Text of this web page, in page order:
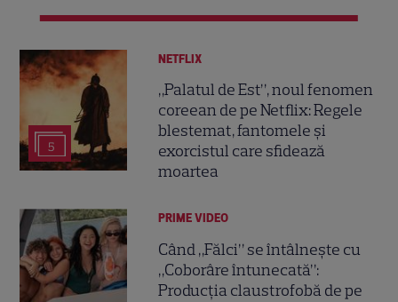
5
NETFLIX
„Palatul de Est”, noul fenomen
coreean de pe Netflix: Regele
blestemat, fantomele și
exorcistul care sfidează
moartea
PRIME VIDEO
Când „Fălci” se întâlnește cu
„Coborâre întunecată”:
Producția claustrofobă de pe